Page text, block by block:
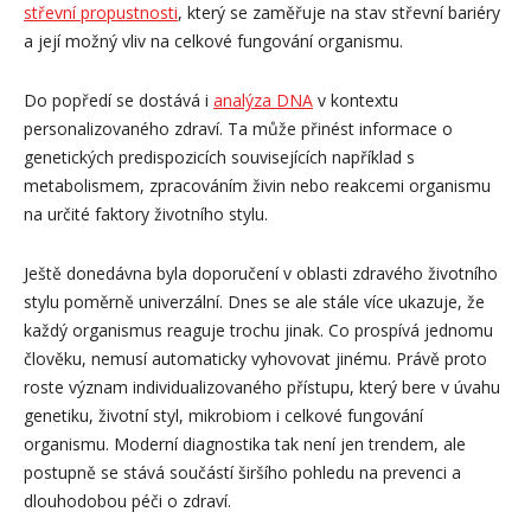
střevní propustnosti, který se zaměřuje na stav střevní bariéry
a její možný vliv na celkové fungování organismu.
Do popředí se dostává i analýza DNA v kontextu
personalizovaného zdraví. Ta může přinést informace o
genetických predispozicích souvisejících například s
metabolismem, zpracováním živin nebo reakcemi organismu
na určité faktory životního stylu.
Ještě donedávna byla doporučení v oblasti zdravého životního
stylu poměrně univerzální. Dnes se ale stále více ukazuje, že
každý organismus reaguje trochu jinak. Co prospívá jednomu
člověku, nemusí automaticky vyhovovat jinému. Právě proto
roste význam individualizovaného přístupu, který bere v úvahu
genetiku, životní styl, mikrobiom i celkové fungování
organismu. Moderní diagnostika tak není jen trendem, ale
postupně se stává součástí širšího pohledu na prevenci a
dlouhodobou péči o zdraví.